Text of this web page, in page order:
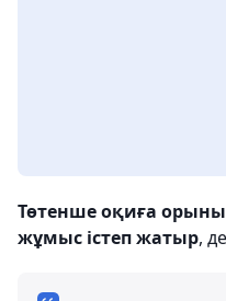
Төтенше оқиға
жұмыс істеп жатыр,